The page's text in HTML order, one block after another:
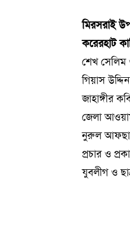
মিরসরাই
করেরহাট
শেখ সেলিম
গিয়াস
জাহাঙ্গীর
জেলা
নুরুল
প্রচার ও
যুবলীগ ও